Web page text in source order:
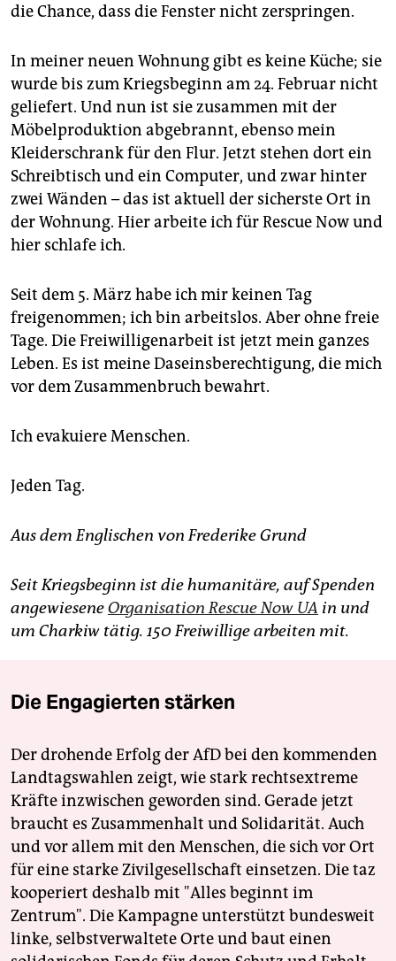
die Chance, dass die Fenster nicht zerspringen.
In meiner neuen Wohnung gibt es keine Küche; sie
wurde bis zum Kriegsbeginn am 24. Februar nicht
geliefert. Und nun ist sie zusammen mit der
Möbelproduktion abgebrannt, ebenso mein
Kleiderschrank für den Flur. Jetzt stehen dort ein
Schreibtisch und ein Computer, und zwar hinter
zwei Wänden – das ist aktuell der sicherste Ort in
der Wohnung. Hier arbeite ich für Rescue Now und
hier schlafe ich.
Seit dem 5. März habe ich mir keinen Tag
freigenommen; ich bin arbeitslos. Aber ohne freie
Tage. Die Freiwilligenarbeit ist jetzt mein ganzes
Leben. Es ist meine Daseinsberechtigung, die mich
vor dem Zusammenbruch bewahrt.
Ich evakuiere Menschen.
Jeden Tag.
Aus dem Englischen von Frederike Grund
Seit Kriegsbeginn ist die humanitäre, auf Spenden
angewieseneOrganisation Rescue Now UA in und
um Charkiw tätig. 150 Freiwillige arbeiten mit.
Die Engagierten stärken
Der drohende Erfolg der AfD bei den kommenden
Landtagswahlen zeigt, wie stark rechtsextreme
Kräfte inzwischen geworden sind. Gerade jetzt
braucht es Zusammenhalt und Solidarität. Auch
und vor allem mit den Menschen, die sich vor Ort
für eine starke Zivilgesellschaft einsetzen. Die taz
kooperiert deshalb mit "Alles beginnt im
Zentrum". Die Kampagne unterstützt bundesweit
linke, selbstverwaltete Orte und baut einen